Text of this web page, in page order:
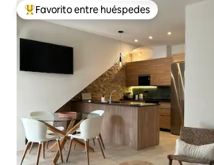
De los mejores en Favorito entre huéspedes
Favorito entre huéspedes